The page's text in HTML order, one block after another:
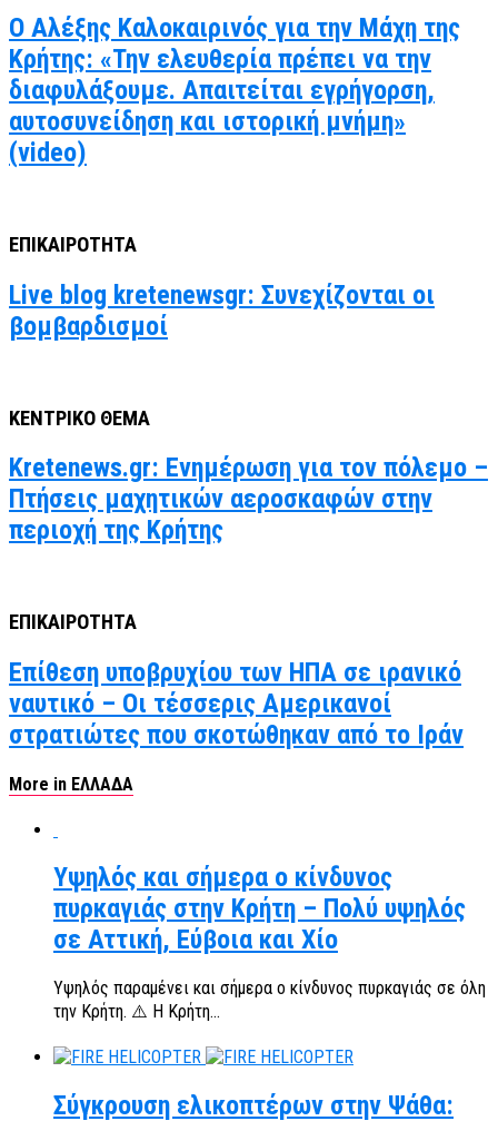
Ο Αλέξης Καλοκαιρινός για την Μάχη της
Κρήτης: «Την ελευθερία πρέπει να την
διαφυλάξουμε. Απαιτείται εγρήγορση,
αυτοσυνείδηση και ιστορική μνήμη»
(video)
ΕΠΙΚΑΙΡΟΤΗΤΑ
Live blog kretenewsgr: Συνεχίζονται οι
βομβαρδισμοί
ΚΕΝΤΡΙΚΟ ΘΕΜΑ
Kretenews.gr: Ενημέρωση για τον πόλεμο –
Πτήσεις μαχητικών αεροσκαφών στην
περιοχή της Κρήτης
ΕΠΙΚΑΙΡΟΤΗΤΑ
Επίθεση υποβρυχίου των ΗΠΑ σε ιρανικό
ναυτικό – Οι τέσσερις Αμερικανοί
στρατιώτες που σκοτώθηκαν από το Ιράν
More in ΕΛΛΑΔΑ
Υψηλός και σήμερα ο κίνδυνος
πυρκαγιάς στην Κρήτη – Πολύ υψηλός
σε Αττική, Εύβοια και Χίο
Υψηλός παραμένει και σήμερα ο κίνδυνος πυρκαγιάς σε όλη
την Κρήτη. ⚠️ Η Κρήτη...
Σύγκρουση ελικοπτέρων στην Ψάθα: